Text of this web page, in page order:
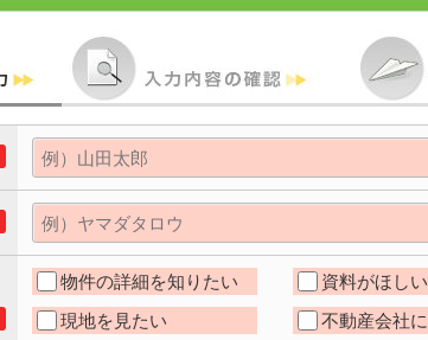
物件の詳細を知りたい
資料がほしい
現地を見たい
不動産会社